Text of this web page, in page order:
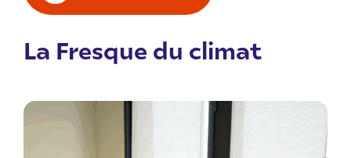
La Fresque du climat